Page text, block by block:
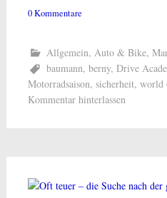
0 Kommentare
Allgemein, Auto & Bike,
baumann, berny, Drive
Motorradsaison, sicherheit, world
Kommentar hinterlassen